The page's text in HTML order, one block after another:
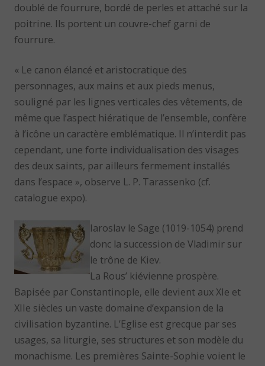
doublé de fourrure, bordé de perles et attaché sur la
poitrine. Ils portent un couvre-chef garni de
fourrure.
« Le canon élancé et aristocratique des
personnages, aux mains et aux pieds menus,
souligné par les lignes verticales des vêtements, de
même que l’aspect hiératique de l’ensemble, confère
à l’icône un caractère emblématique. Il n’interdit pas
cependant, une forte individualisation des visages
des deux saints, par ailleurs fermement installés
dans l’espace », observe L. P. Tarassenko (cf.
catalogue expo).
Iaroslav le Sage (1019-1054) prend
donc la succession de Vladimir sur
le trône de Kiev.
La Rous’ kiévienne prospère.
Bapisée par Constantinople, elle devient aux XIe et
XIIe siècles un vaste domaine d’expansion de la
civilisation byzantine. L’Eglise est grecque par ses
usages, sa liturgie, ses structures et son modèle du
monachisme. Les premières Sainte-Sophie voient le